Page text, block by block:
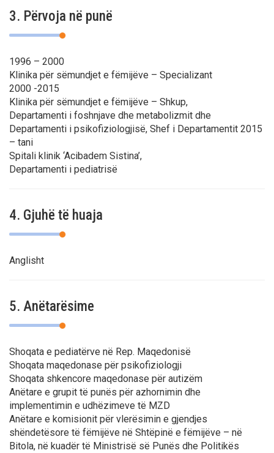
3. Përvoja në punë
1996 – 2000
Klinika për sëmundjet e fëmijëve – Specializant
2000 -2015
Klinika për sëmundjet e fëmijëve – Shkup,
Departamenti i foshnjave dhe metabolizmit dhe
Departamenti i psikofiziologjisë, Shef i Departamentit 2015
– tani
Spitali klinik ‘Acibadem Sistina’,
Departamenti i pediatrisë
4. Gjuhë të huaja
Anglisht
5. Anëtarësime
Shoqata e pediatërve në Rep. Maqedonisë
Shoqata maqedonase për psikofiziologji
Shoqata shkencore maqedonase për autizëm
Anëtare e grupit të punës për azhornimin dhe
implementimin e udhëzimeve të MZD
Anëtare e komisionit për vlerësimin e gjendjes
shëndetësore të fëmijëve në Shtëpinë e fëmijëve – në
Bitola, në kuadër të Ministrisë së Punës dhe Politikës